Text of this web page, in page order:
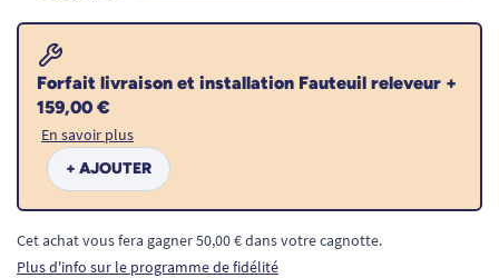
Forfait livraison et installation Fauteuil releveur +
159,00 €
En savoir plus
+ AJOUTER
Cet achat vous fera gagner 50,00 € dans votre cagnotte.
Plus d'info sur le programme de fidélité